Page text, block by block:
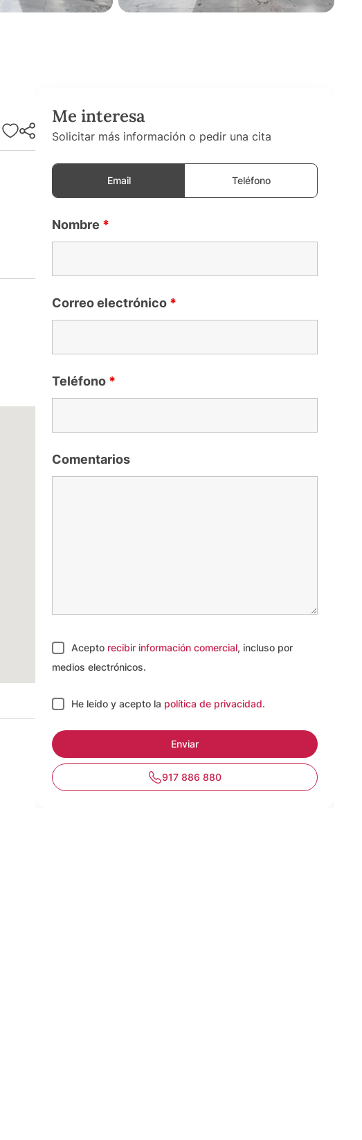
Me interesa
Solicitar más información o pedir una cita
Email Teléfono
Nombre *
Correo electrónico *
Teléfono *
Comentarios
Acepto recibir información comercial, incluso por
medios electrónicos.
He leído y acepto la política de privacidad.
917 886 880